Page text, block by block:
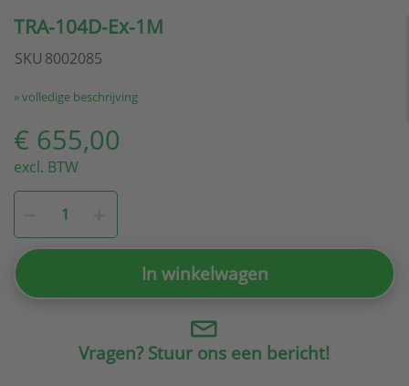
TRA-104D-Ex-1M
SKU 8002085
» volledige beschrijving
€ 655,00
excl. BTW
In winkelwagen
Vragen? Stuur ons een bericht!